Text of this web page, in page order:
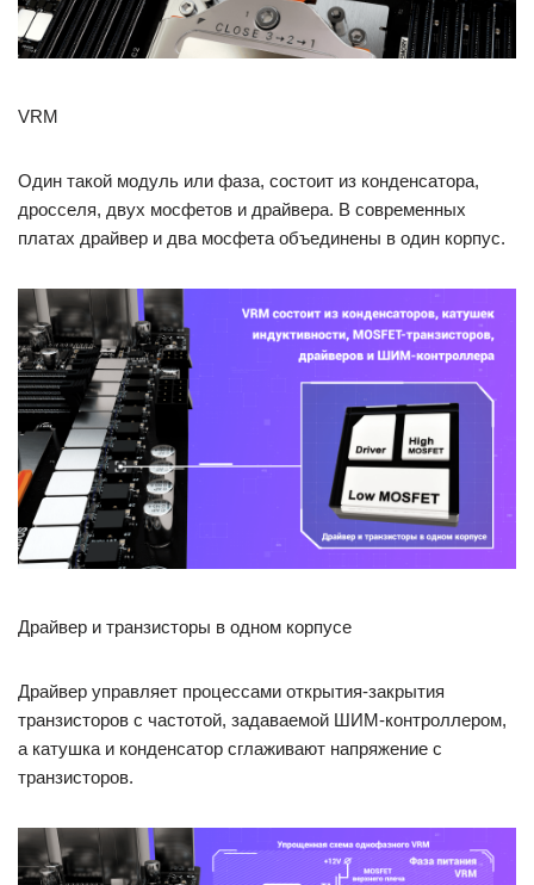
VRM
Один такой модуль или фаза, состоит из конденсатора,
дросселя, двух мосфетов и драйвера. В современных
платах драйвер и два мосфета объединены в один корпус.
Драйвер и транзисторы в одном корпусе
Драйвер управляет процессами открытия-закрытия
транзисторов с частотой, задаваемой ШИМ-контроллером,
а катушка и конденсатор сглаживают напряжение с
транзисторов.